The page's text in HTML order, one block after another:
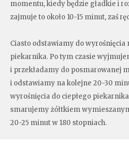
momentu, kiedy będzie gładkie i
zajmuje to około 10-15 minut, zaś
Ciasto odstawiamy do wyrośnięcia
piekarnika. Po tym czasie
i przekładamy do posmarowanej
i odstawiamy na kolejne 20-30
wyrośnięcia do ciepłego
smarujemy żółtkiem
20-25 minut w 180 stopniach.